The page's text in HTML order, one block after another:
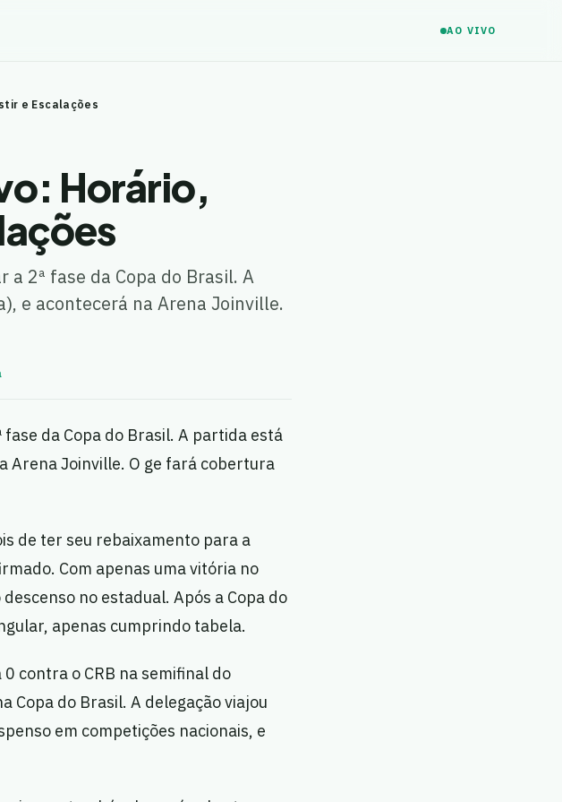
AO VIVO
e Escalações
Horário,
2ª fase da Copa do Brasil. A
e acontecerá na Arena Joinville.
da Copa do Brasil. A partida está
Arena Joinville. O ge fará cobertura
de ter seu rebaixamento para a
Com apenas uma vitória no
no estadual. Após a Copa do
apenas cumprindo tabela.
contra o CRB na semifinal do
Copa do Brasil. A delegação viajou
em competições nacionais, e